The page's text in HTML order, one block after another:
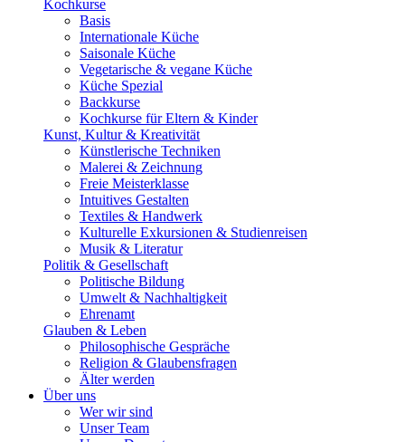
Kochkurse
Basis
Internationale Küche
Saisonale Küche
Vegetarische & vegane Küche
Küche Spezial
Backkurse
Kochkurse für Eltern & Kinder
Kunst, Kultur & Kreativität
Künstlerische Techniken
Malerei & Zeichnung
Freie Meisterklasse
Intuitives Gestalten
Textiles & Handwerk
Kulturelle Exkursionen & Studienreisen
Musik & Literatur
Politik & Gesellschaft
Politische Bildung
Umwelt & Nachhaltigkeit
Ehrenamt
Glauben & Leben
Philosophische Gespräche
Religion & Glaubensfragen
Älter werden
Über uns
Wer wir sind
Unser Team